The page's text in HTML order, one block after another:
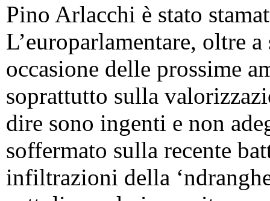
Pino Arlacchi è stato
L’europarlamentare, oltre
occasione delle prossime
soprattutto sulla
dire sono ingenti e non
soffermato sulla recente
infiltrazioni della